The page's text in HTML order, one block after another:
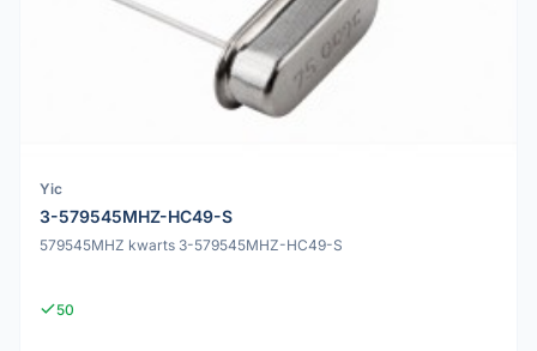
Yic
3-579545MHZ-HC49-S
579545MHZ kwarts 3-579545MHZ-HC49-S
50